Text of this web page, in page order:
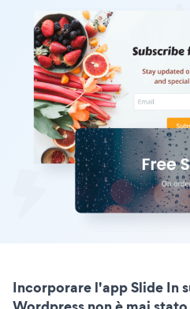
Incorporare l'app Slide In